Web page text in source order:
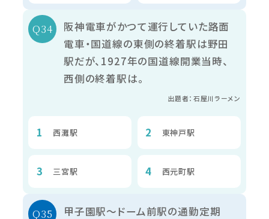
阪神電車がかつて運行していた路面
電車・国道線の東側の終着駅は野田
駅だが、1927年の国道線開業当時、
西側の終着駅は。
出題者：石屋川ラーメン
西灘駅 東神戸駅
三宮駅 西元町駅
甲子園駅～ドーム前駅の通勤定期